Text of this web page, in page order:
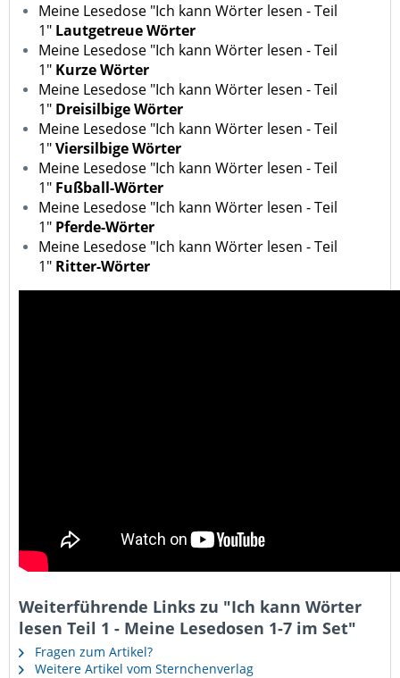
Meine Lesedose "Ich kann Wörter lesen - Teil
1" Lautgetreue Wörter
Meine Lesedose "Ich kann Wörter lesen - Teil
1" Kurze Wörter
Meine Lesedose "Ich kann Wörter lesen - Teil
1" Dreisilbige Wörter
Meine Lesedose "Ich kann Wörter lesen - Teil
1"Viersilbige Wörter
Meine Lesedose "Ich kann Wörter lesen - Teil
1" Fußball-Wörter
Meine Lesedose "Ich kann Wörter lesen - Teil
1" Pferde-Wörter
Meine Lesedose "Ich kann Wörter lesen - Teil
1" Ritter-Wörter
Weiterführende Links zu "Ich kann Wörter
lesen Teil 1 - Meine Lesedosen 1-7 im Set"
Fragen zum Artikel?
Weitere Artikel vom Sternchenverlag